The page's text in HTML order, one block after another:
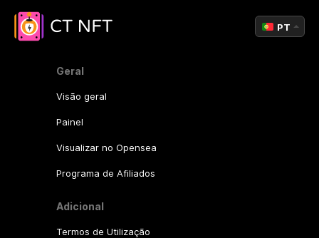
Geral
Visão geral
Painel
Visualizar no Opensea
Programa de Afiliados
Adicional
Termos de Utilização
PT